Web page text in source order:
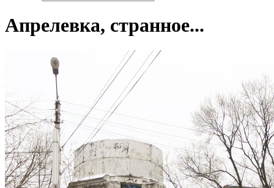
Апрелевка, странное...